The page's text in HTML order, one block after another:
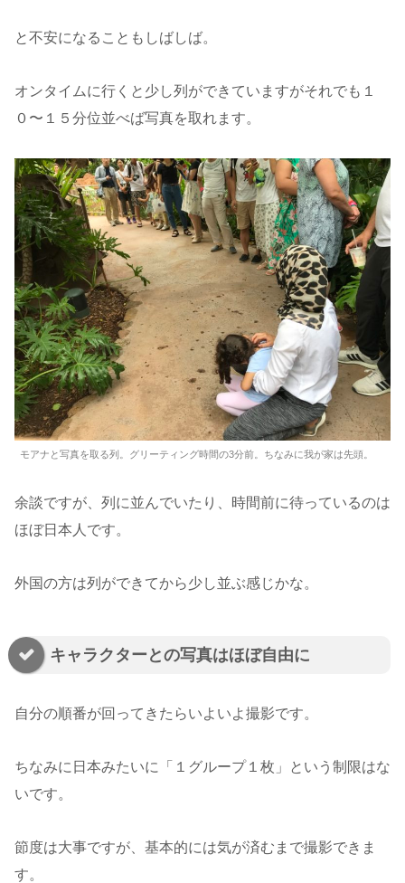
と不安になることもしばしば。
オンタイムに行くと少し列ができていますがそれでも１
０〜１５分位並べば写真を取れます。
モアナと写真を取る列。グリーティング時間の3分前。ちなみに我が家は先頭。
余談ですが、列に並んでいたり、時間前に待っているのは
ほぼ日本人です。
外国の方は列ができてから少し並ぶ感じかな。
キャラクターとの写真はほぼ自由に
自分の順番が回ってきたらいよいよ撮影です。
ちなみに日本みたいに「１グループ１枚」という制限はな
いです。
節度は大事ですが、基本的には気が済むまで撮影できま
す。